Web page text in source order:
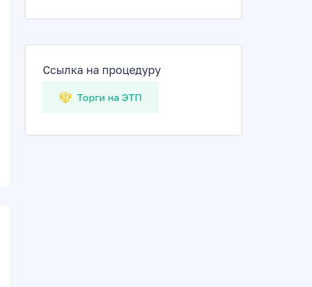
Ссылка на процедуру
Торги на ЭТП